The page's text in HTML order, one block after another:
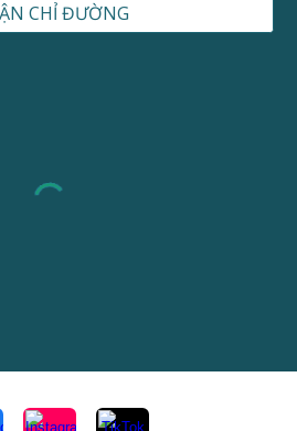
CHỈ ĐƯỜNG